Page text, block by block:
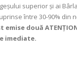
superior şi ai
între 30-90% din
două
imediate.